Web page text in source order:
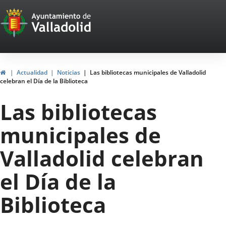
Portal
Web
del
Ayuntamiento
de
Valladolid
InicioActualidad Noticias
Las bibliotecas municipales de Valladolid
celebran el Día de la Biblioteca
Las bibliotecas
municipales de
Valladolid celebran
el Día de la
Biblioteca